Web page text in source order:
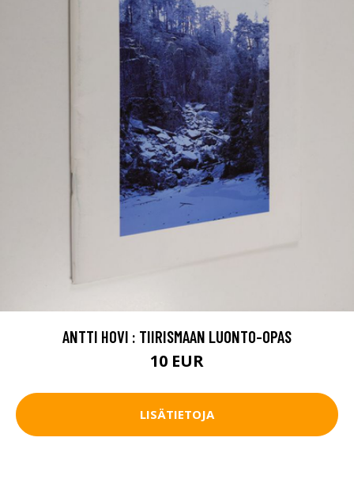
ANTTI HOVI : TIIRISMAAN LUONTO-OPAS
10 EUR
LISÄTIETOJA